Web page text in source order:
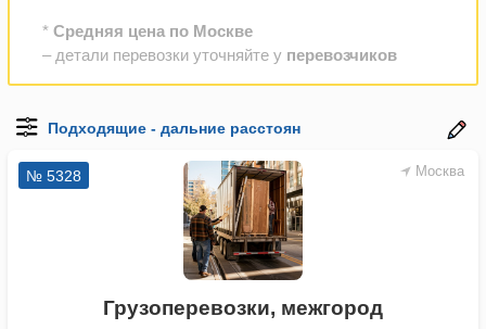
* Средняя цена по Москве
– детали перевозки уточняйте у перевозчиков
Москва
№ 5328
Грузоперевозки, межгород